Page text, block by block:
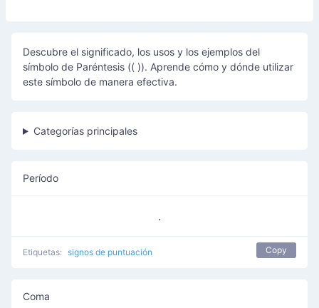
Descubre el significado, los usos y los ejemplos del
símbolo de Paréntesis (( )). Aprende cómo y dónde utilizar
este símbolo de manera efectiva.
Categorías principales
Período
.
Etiquetas: signos de puntuación Copy
Coma